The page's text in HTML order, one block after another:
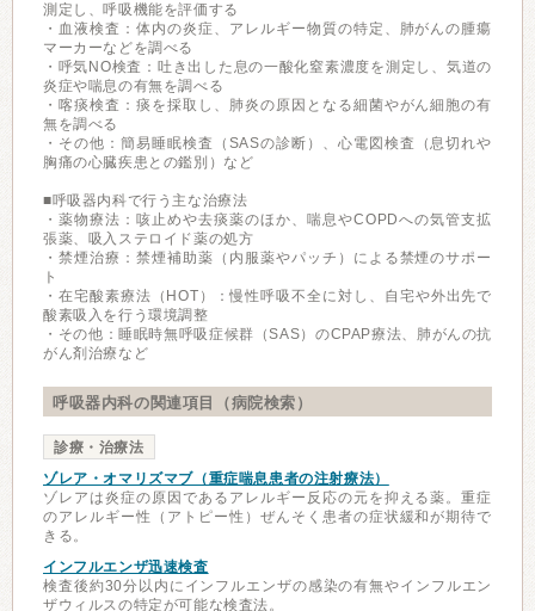
測定し、呼吸機能を評価する
・血液検査：体内の炎症、アレルギー物質の特定、肺がんの腫瘍
マーカーなどを調べる
・呼気NO検査：吐き出した息の一酸化窒素濃度を測定し、気道の
炎症や喘息の有無を調べる
・喀痰検査：痰を採取し、肺炎の原因となる細菌やがん細胞の有
無を調べる
・その他：簡易睡眠検査（SASの診断）、心電図検査（息切れや
胸痛の心臓疾患との鑑別）など
■呼吸器内科で行う主な治療法
・薬物療法：咳止めや去痰薬のほか、喘息やCOPDへの気管支拡
張薬、吸入ステロイド薬の処方
・禁煙治療：禁煙補助薬（内服薬やパッチ）による禁煙のサポー
ト
・在宅酸素療法（HOT）：慢性呼吸不全に対し、自宅や外出先で
酸素吸入を行う環境調整
・その他：睡眠時無呼吸症候群（SAS）のCPAP療法、肺がんの抗
がん剤治療など
呼吸器内科の関連項目（病院検索）
診療・治療法
ゾレア・オマリズマブ（重症喘息患者の注射療法）
ゾレアは炎症の原因であるアレルギー反応の元を抑える薬。重症
のアレルギー性（アトピー性）ぜんそく患者の症状緩和が期待で
きる。
インフルエンザ迅速検査
検査後約30分以内にインフルエンザの感染の有無やインフルエン
ザウィルスの特定が可能な検査法。